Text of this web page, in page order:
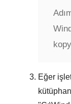
Eğer